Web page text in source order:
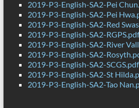
2019-P3-English-SA2-Pei
2019-P3-English-SA2-Pei
2019-P3-English-SA2-Red
2019-P3-English-SA2-RGPS.pdf
2019-P3-English-SA2-River
2019-P3-English-SA2-
2019-P3-English-SA2-SCGS.pdf
2019-P3-English-SA2-St
2019-P3-English-SA2-Tao